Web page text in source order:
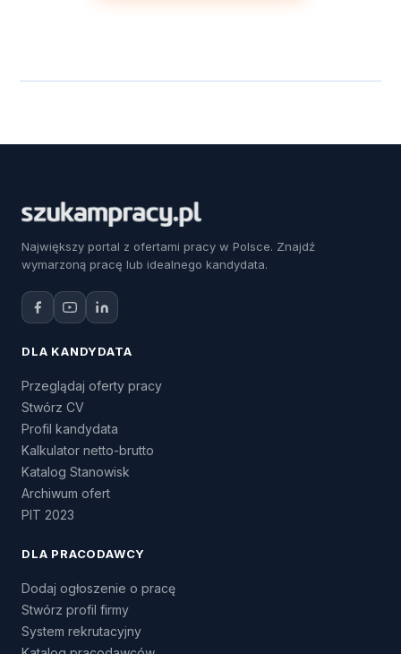
Największy portal z ofertami pracy w Polsce. Znajdź
wymarzoną pracę lub idealnego kandydata.
DLA KANDYDATA
Przeglądaj oferty pracy
Stwórz CV
Profil kandydata
Kalkulator netto-brutto
Katalog Stanowisk
Archiwum ofert
PIT 2023
DLA PRACODAWCY
Dodaj ogłoszenie o pracę
Stwórz profil firmy
System rekrutacyjny